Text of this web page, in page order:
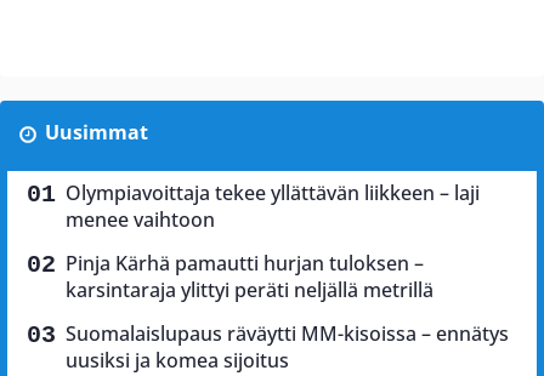
Uusimmat
Olympiavoittaja tekee yllättävän liikkeen – laji
menee vaihtoon
Pinja Kärhä pamautti hurjan tuloksen –
karsintaraja ylittyi peräti neljällä metrillä
Suomalaislupaus räväytti MM-kisoissa – ennätys
uusiksi ja komea sijoitus